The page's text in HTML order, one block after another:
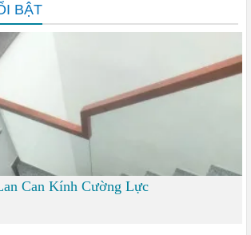
BẬT
Can Kính Cường Lực